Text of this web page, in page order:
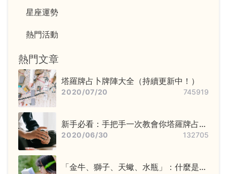
星座運勢
熱門活動
熱門文章
塔羅牌占卜牌陣大全（持續更新中！）
2020/07/20 745919
新手必看：手把手一次教會你塔羅牌占卜
步驟——洗牌＋切牌、抽牌、排牌陣！
2020/06/30 132705
「金牛、獅子、天蠍、水瓶」：什麼是固